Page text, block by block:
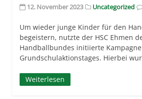
12. November 2023 Uncategorized
Um wieder junge Kinder für den
begeistern, nutzte der HSC Ehmen
Handballbundes initiierte
Grundschulaktionstages. Hierbei
Weiterlesen